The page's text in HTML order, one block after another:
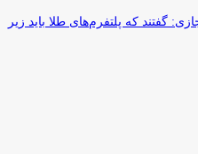
گفتند که پلتفرم‌های طلا باید زیر